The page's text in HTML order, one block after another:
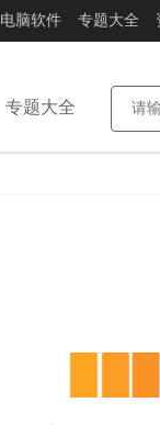
电脑软件 专题大全
专题大全